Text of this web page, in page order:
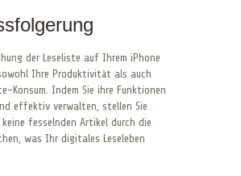
der Leseliste auf Ihrem iPhone
Ihre Produktivität als auch
Konsum. Indem Sie ihre Funktionen
effektiv verwalten, stellen Sie
keine fesselnden Artikel durch die
was Ihr digitales Leseleben